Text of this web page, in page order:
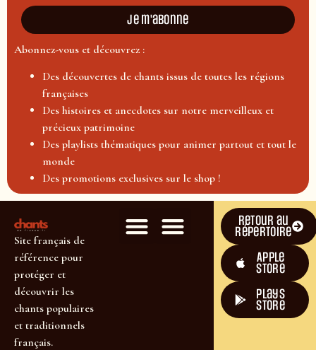
Je m'abonne
Abonnez-vous et découvrez :
Des découvertes de chants issus de toutes les régions
françaises
Des histoires et anecdotes sur notre merveilleux et
précieux patrimoine
Des playlists thématiques pour animer partout et tout le
monde
Des promotions exclusives sur le shop !
Site français de
référence pour
protéger et
découvrir les
chants populaires
et traditionnels
français.
Retour au
répertoire
Apple
Store
plays
store